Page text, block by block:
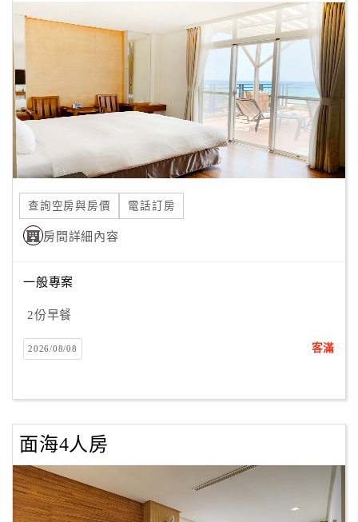
請
款
收
合
作
提
案
店
作
商
合
作
查詢空房與房價 電話訂房
房間詳細內容
一般專案
2份早餐
2026/08/08 客滿
面海4人房